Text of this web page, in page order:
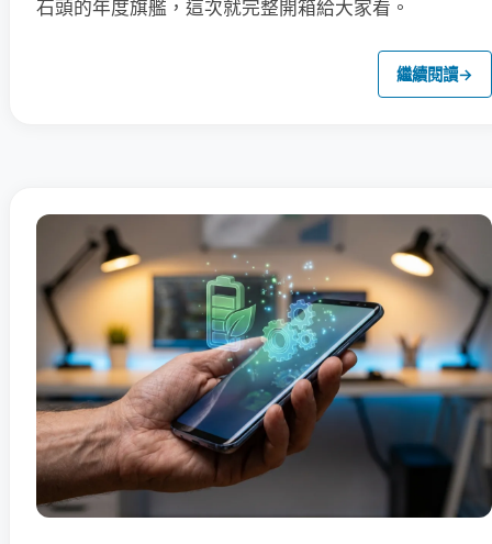
石頭的年度旗艦，這次就完整開箱給大家看。
繼續閱讀→